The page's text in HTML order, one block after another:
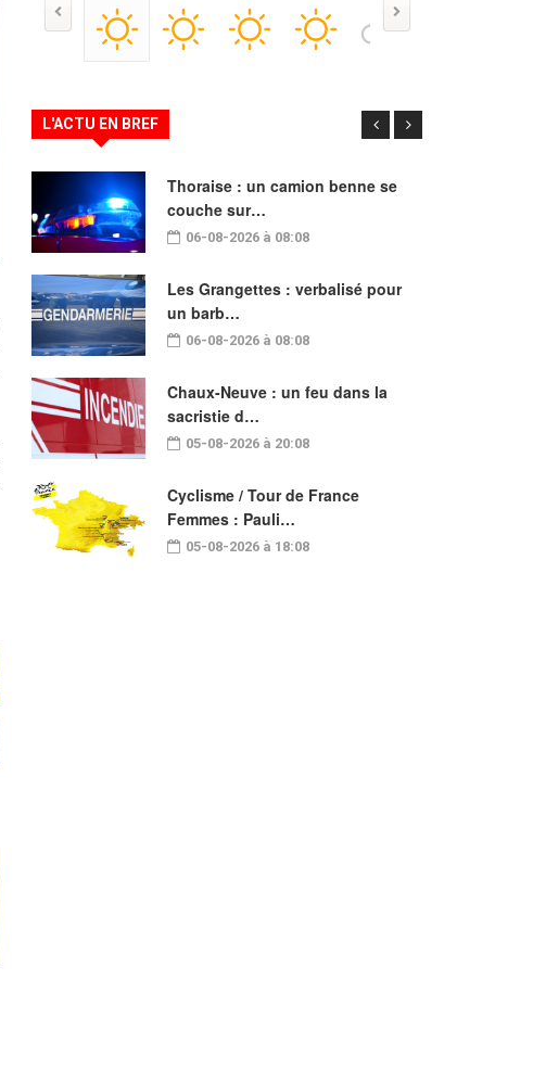
L'ACTU EN BREF
Thoraise : un camion benne se
couche sur…
06-08-2026 à 08:08
Les Grangettes : verbalisé pour
un barb…
06-08-2026 à 08:08
Chaux-Neuve : un feu dans la
sacristie d…
05-08-2026 à 20:08
Cyclisme / Tour de France
Femmes : Pauli…
05-08-2026 à 18:08